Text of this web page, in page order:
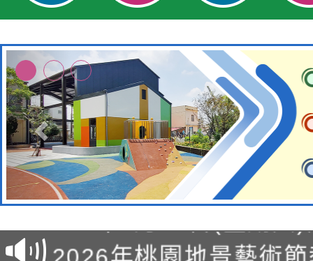
轉知經濟部水利署委託
業技術研究院辦理「
用水績優單位及節水達
115年8月22日(星期六
桃園市孔廟祈福系列
2026年桃園地景藝術